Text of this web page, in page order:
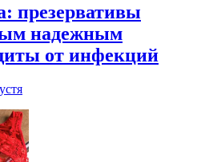
презервативы
надежным
от инфекций